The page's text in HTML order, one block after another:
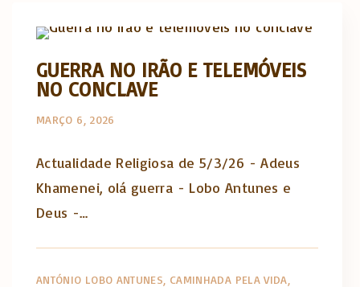
GUERRA NO IRÃO E TELEMÓVEIS
NO CONCLAVE
MARÇO 6, 2026
Actualidade Religiosa de 5/3/26 - Adeus
Khamenei, olá guerra - Lobo Antunes e
Deus -…
ANTÓNIO LOBO ANTUNES CAMINHADA PELA VIDA